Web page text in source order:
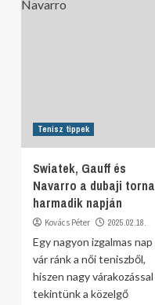
Tenisz tippek
Swiatek, Gauff és
Navarro a dubaji torna
harmadik napján
Kovács Péter 2025.02.18.
Egy nagyon izgalmas nap
vár ránk a női teniszből,
hiszen nagy várakozással
tekintünk a közelgő